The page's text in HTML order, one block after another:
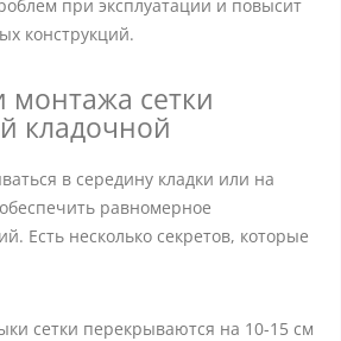
при эксплуатации и повысит
конструкций.
монтажа сетки
кладочной
в середину кладки или на
равномерное
Есть несколько секретов, которые
сетки перекрываются на 10-15 см